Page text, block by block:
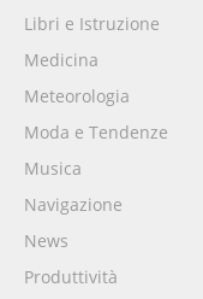
Libri e Istruzione
Medicina
Meteorologia
Moda e Tendenze
Musica
Navigazione
News
Produttività